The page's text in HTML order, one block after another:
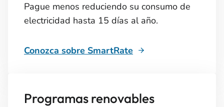
Pague menos reduciendo su consumo de
electricidad hasta 15 días al año.
Conozca sobre SmartRate
Programas renovables